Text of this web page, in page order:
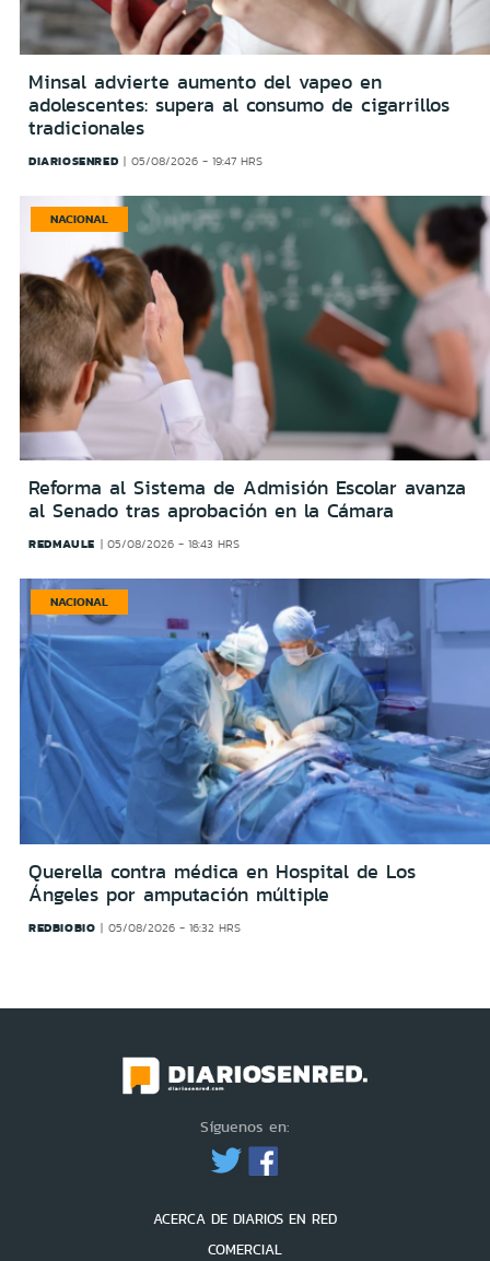
Minsal advierte aumento del vapeo en
adolescentes: supera al consumo de cigarrillos
tradicionales
DIARIOSENRED 05/08/2026 - 19:47 HRS
NACIONAL
Reforma al Sistema de Admisión Escolar avanza
al Senado tras aprobación en la Cámara
REDMAULE 05/08/2026 - 18:43 HRS
NACIONAL
Querella contra médica en Hospital de Los
Ángeles por amputación múltiple
REDBIOBIO 05/08/2026 - 16:32 HRS
Síguenos en:
ACERCA DE DIARIOS EN RED
COMERCIAL